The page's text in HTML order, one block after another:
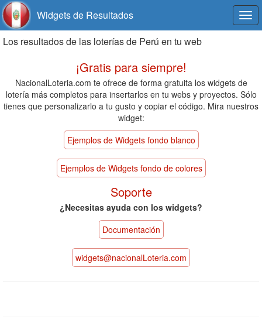
Widgets de Resultados
Los resultados de las loterías de Perú en tu web
¡Gratis para siempre!
NacionalLoteria.com te ofrece de forma gratuita los widgets de
lotería más completos para insertarlos en tu webs y proyectos. Sólo
tienes que personalizarlo a tu gusto y copiar el código. Mira nuestros
widget:
Ejemplos de Widgets fondo blanco
Ejemplos de Widgets fondo de colores
Soporte
¿Necesitas ayuda con los widgets?
Documentación
widgets@nacionalLoteria.com